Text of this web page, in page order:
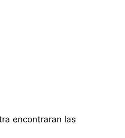
encontraran las